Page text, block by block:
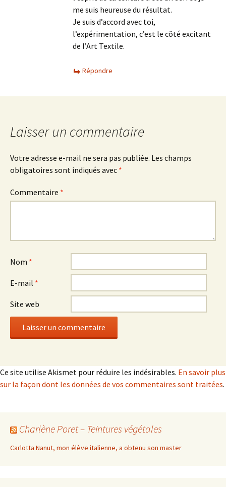
me suis heureuse du résultat.
Je suis d’accord avec toi,
l’expérimentation, c’est le côté excitant
de l’Art Textile.
Répondre
Laisser un commentaire
Votre adresse e-mail ne sera pas publiée. Les champs
obligatoires sont indiqués avec *
Commentaire *
Nom *
E-mail *
Site web
Ce site utilise Akismet pour réduire les indésirables. En savoir plus
sur la façon dont les données de vos commentaires sont traitées.
Charlène Poret – Teintures végétales
Carlotta Nanut, mon élève italienne, a obtenu son master